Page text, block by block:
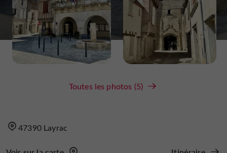
Toutes les photos (5)
47390 Layrac